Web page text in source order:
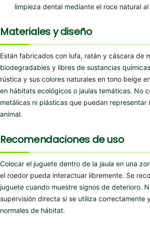
limpieza dental mediante el roce natural
Materiales y diseño
Están fabricados con lufa, ratán y cáscara de
biodegradables y libres de sustancias
rústica y sus colores naturales en tono beige
en hábitats ecológicos o jaulas temáticas. No
metálicas ni plásticas que puedan representar
animal.
Recomendaciones de uso
Colocar el juguete dentro de la jaula en una
el roedor pueda interactuar libremente. Se
juguete cuando muestre signos de deterioro.
supervisión directa si se utiliza correctamente
normales de hábitat.